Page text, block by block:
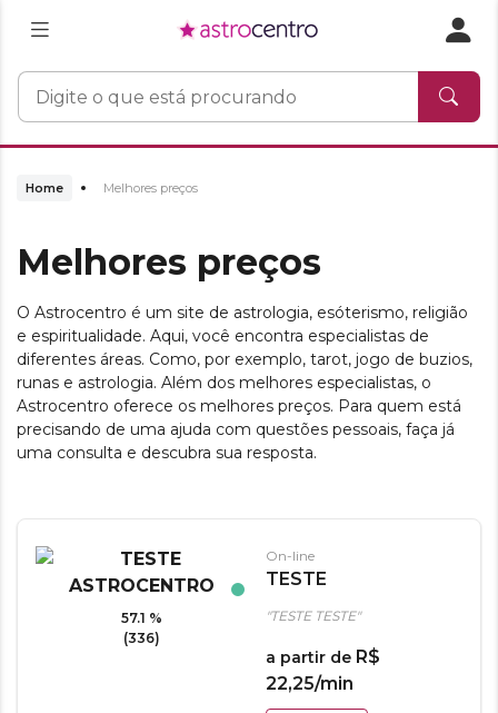
Home Melhores preços
Melhores preços
O Astrocentro é um site de astrologia, esóterismo, religião
e espiritualidade. Aqui, você encontra especialistas de
diferentes áreas. Como, por exemplo, tarot, jogo de buzios,
runas e astrologia. Além dos melhores especialistas, o
Astrocentro oferece os melhores preços. Para quem está
precisando de uma ajuda com questões pessoais, faça já
uma consulta e descubra sua resposta.
57.1 %
(336)
On-line
TESTE
ASTROCENTRO
"TESTE TESTE"
a partir de R$
22,25/min